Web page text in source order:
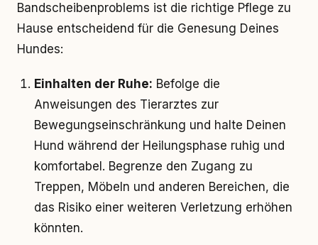
Bandscheibenproblems ist die richtige Pflege zu
Hause entscheidend für die Genesung Deines
Hundes:
Einhalten der Ruhe: Befolge die
Anweisungen des Tierarztes zur
Bewegungseinschränkung und halte Deinen
Hund während der Heilungsphase ruhig und
komfortabel. Begrenze den Zugang zu
Treppen, Möbeln und anderen Bereichen, die
das Risiko einer weiteren Verletzung erhöhen
könnten.